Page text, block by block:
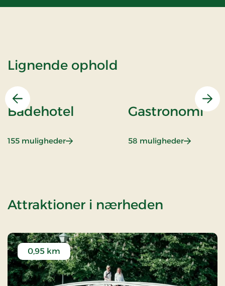
Lignende ophold
Forrige
Badehotel
155 muligheder: Badehotel
Gastronomi
58 muligheder:
Attraktioner i nærheden
0,95 km